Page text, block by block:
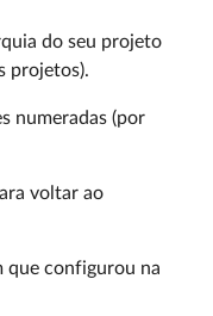
do seu projeto
projetos).
numeradas (por
voltar ao
que configurou na